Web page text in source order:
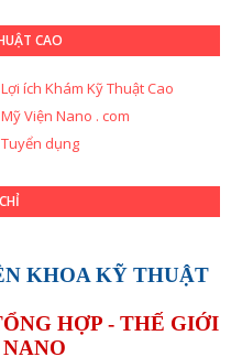
CAO
Lợi ích Khám Kỹ Thuật Cao
Mỹ Viện Nano . com
Tuyển dụng
KHOA KỸ THUẬT
HỢP - THẾ GIỚI